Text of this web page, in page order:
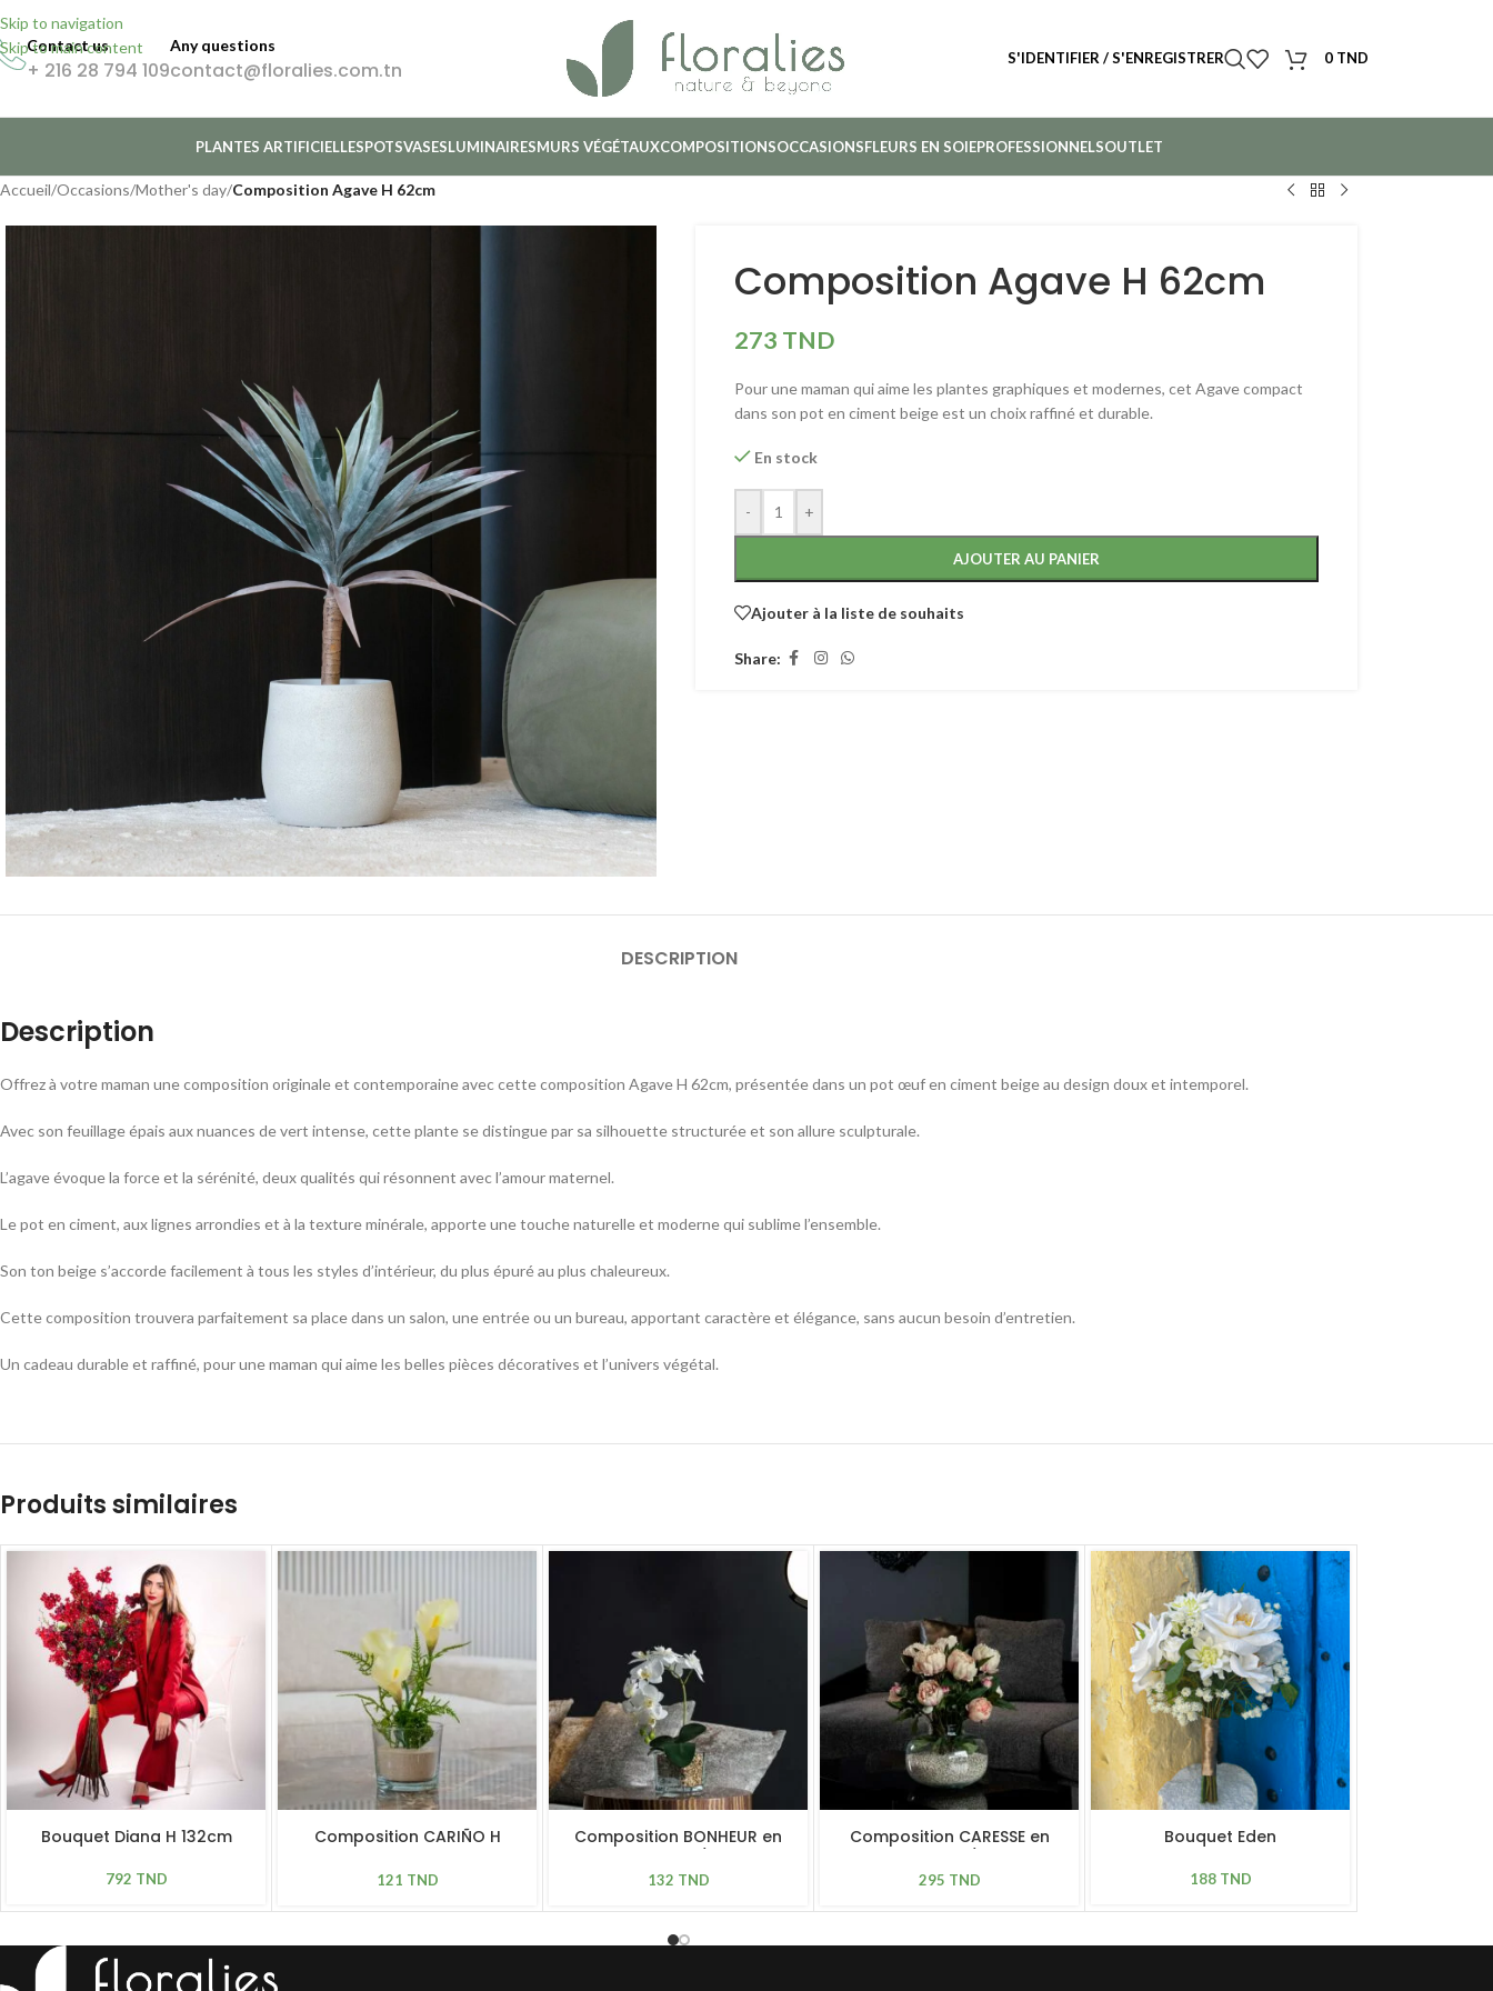
Skip to navigation
Skip to main content
Contact us
+ 216 28 794 109
Any questions
contact@floralies.com.tn S'IDENTIFIER / S'ENREGISTRER 0 TND
PLANTES ARTIFICIELLESPOTSVASESLUMINAIRESMURS VÉGÉTAUXCOMPOSITIONSOCCASIONSFLEURS EN SOIEPROFESSIONNELSOUTLET
Accueil/Occasions/Mother's day/Composition Agave H 62cm
Composition Agave H 62cm
273 TND
Pour une maman qui aime les plantes graphiques et modernes, cet Agave compact
dans son pot en ciment beige est un choix raffiné et durable.
En stock
- +
AJOUTER AU PANIER
Ajouter à la liste de souhaits
Share:
DESCRIPTION
Description
Offrez à votre maman une composition originale et contemporaine avec cette composition Agave H 62cm, présentée dans un pot œuf en ciment beige au design doux et intemporel.
Avec son feuillage épais aux nuances de vert intense, cette plante se distingue par sa silhouette structurée et son allure sculpturale.
L’agave évoque la force et la sérénité, deux qualités qui résonnent avec l’amour maternel.
Le pot en ciment, aux lignes arrondies et à la texture minérale, apporte une touche naturelle et moderne qui sublime l’ensemble.
Son ton beige s’accorde facilement à tous les styles d’intérieur, du plus épuré au plus chaleureux.
Cette composition trouvera parfaitement sa place dans un salon, une entrée ou un bureau, apportant caractère et élégance, sans aucun besoin d’entretien.
Un cadeau durable et raffiné, pour une maman qui aime les belles pièces décoratives et l’univers végétal.
Produits similaires
Bouquet Diana H 132cm
792 TND
Composition CARIÑO H
121 TND
Composition BONHEUR en
132 TND
Composition CARESSE en
295 TND
Bouquet Eden
188 TND